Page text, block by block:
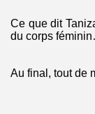
Ce que dit
du corps
Au final, tout de